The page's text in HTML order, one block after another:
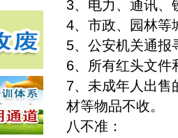
3、电力、通讯、
4、市政、园林等
5、公安机关通报
6、所有红头文件
7、未成年人出售
材等物品不收。
八不准：